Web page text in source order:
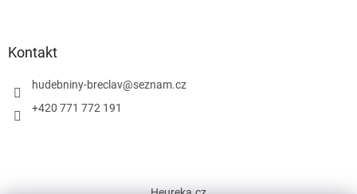
Kontakt
hudebniny-breclav@seznam.cz
+420 771 772 191